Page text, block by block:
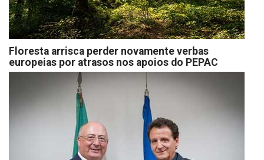
Floresta arrisca perder novamente verbas
europeias por atrasos nos apoios do PEPAC